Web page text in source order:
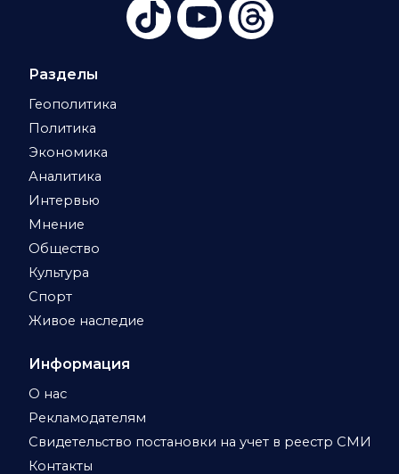
Разделы
Геополитика
Политика
Экономика
Аналитика
Интервью
Мнение
Общество
Культура
Спорт
Живое наследие
Информация
О нас
Рекламодателям
Свидетельство постановки на учет в реестр СМИ
Контакты